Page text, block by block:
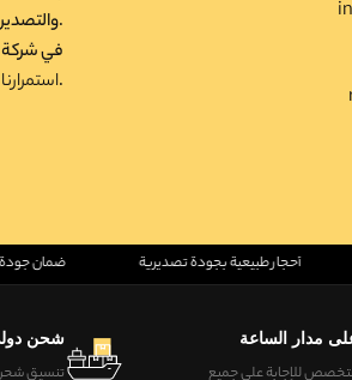
والتصدير.
في شركة
.
ضمان أحجار طبيعية بجودة تصديرية
شحن
تنسيق
مدار الساعة
للإجابة على جميع